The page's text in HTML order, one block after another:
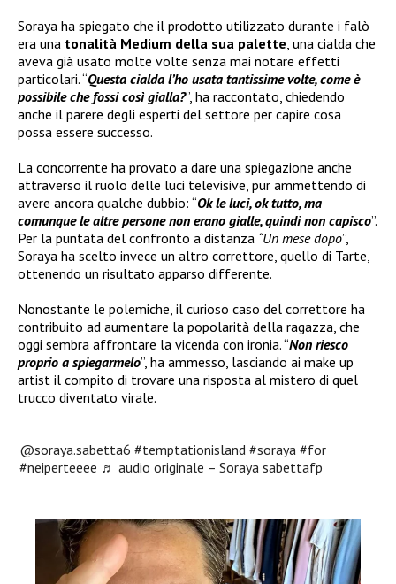
Soraya ha spiegato che il prodotto utilizzato durante i falò
era una tonalità Medium della sua palette , una cialda che
aveva già usato molte volte senza mai notare effetti
particolari. “Questa cialda l’ho usata tantissime volte, come è
possibile che fossi così gialla?”, ha raccontato, chiedendo
anche il parere degli esperti del settore per capire cosa
possa essere successo.
La concorrente ha provato a dare una spiegazione anche
attraverso il ruolo delle luci televisive, pur ammettendo di
avere ancora qualche dubbio: “Ok le luci, ok tutto, ma
comunque le altre persone non erano gialle, quindi non capisco”.
Per la puntata del confronto a distanza “Un mese dopo”,
Soraya ha scelto invece un altro correttore, quello di Tarte,
ottenendo un risultato apparso differente.
Nonostante le polemiche, il curioso caso del correttore ha
contribuito ad aumentare la popolarità della ragazza, che
oggi sembra affrontare la vicenda con ironia. “Non riesco
proprio a spiegarmelo”, ha ammesso, lasciando ai make up
artist il compito di trovare una risposta al mistero di quel
trucco diventato virale.
@soraya.sabetta6 #temptationisland #soraya #for
#neiperteeee ♬ audio originale – Soraya sabettafp